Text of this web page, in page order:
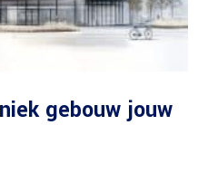
gebouw jouw